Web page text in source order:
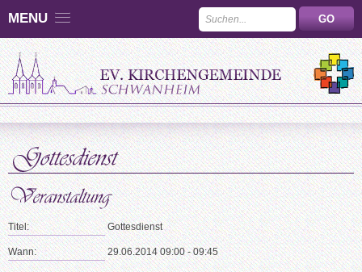
MENU
Titel: Gottesdienst
Wann: 29.06.2014 09:00 - 09:45